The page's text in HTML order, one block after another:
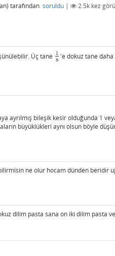
tarafından soruldu | 2.5k kez
Üç tane
1
8
18'e dokuz tane
ayrılmış bileşik kesir olduğunda 1
büyüklükleri aynı olsun böyle
ne olur hocam dünden beridir
dilim pasta sana on iki dilim pasta